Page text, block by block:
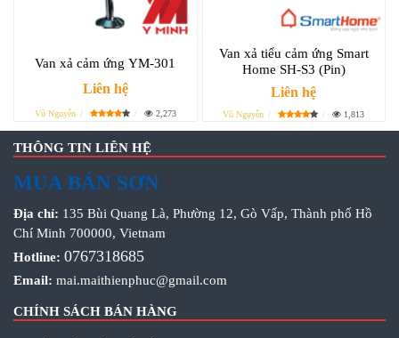
Van xả cảm ứng YM-301
Liên hệ
Vũ Nguyễn 2,273
Van xả tiểu cảm ứng Smart
Home SH-S3 (Pin)
Liên hệ
Vũ Nguyễn 1,813
THÔNG TIN LIÊN HỆ
MUA BÁN SƠN
Địa chỉ: 135 Bùi Quang Là, Phường 12, Gò Vấp, Thành phố Hồ
Chí Minh 700000, Vietnam
Hotline: 0767318685
Email: mai.maithienphuc@gmail.com
CHÍNH SÁCH BÁN HÀNG